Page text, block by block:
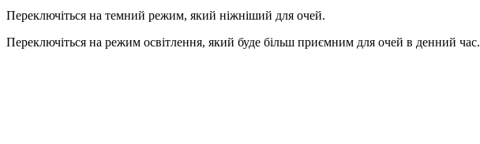
Переключіться на темний режим, який ніжніший для очей.
Переключіться на режим освітлення, який буде більш приємним для очей в денний час.